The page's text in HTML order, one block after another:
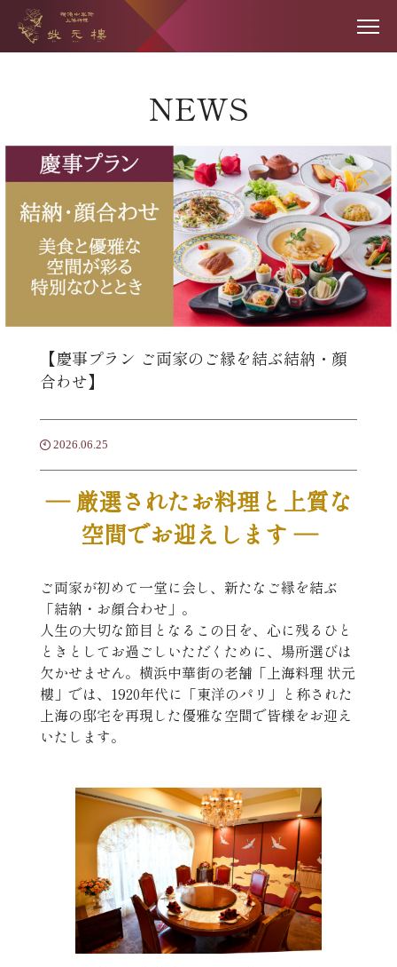
NEWS
【慶事プラン ご両家のご縁を結ぶ結納・顔
合わせ】
2026.06.25
― 厳選されたお料理と上質な
空間でお迎えします ―
ご両家が初めて一堂に会し、新たなご縁を結ぶ
「結納・お顔合わせ」。
人生の大切な節目となるこの日を、心に残るひと
ときとしてお過ごしいただくために、場所選びは
欠かせません。横浜中華街の老舗「上海料理 状元
樓」では、1920年代に「東洋のパリ」と称された
上海の邸宅を再現した優雅な空間で皆様をお迎え
いたします。